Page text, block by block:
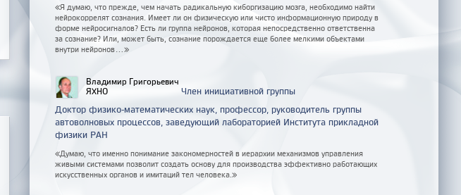
«Я думаю, что прежде, чем начать радикальную киборгизацию мозга, необходимо найти
нейрокоррелят сознания. Имеет ли он физическую или чисто информационную природу в
форме нейросигналов? Есть ли группа нейронов, которая непосредственно ответственна
за сознание? Или, может быть, сознание порождается еще более мелкими объектами
внутри нейронов...»
Владимир Григорьевич
ЯХНО
Член инициативной группы
Доктор физико-математических наук, профессор, руководитель группы
автоволновых процессов, заведующий лабораторией Института прикладной
физики РАН
«Думаю, что именно понимание закономерностей в иерархии механизмов управления
живыми системами позволит создать основу для производства эффективно работающих
искусственных органов и имитаций тел человека.»